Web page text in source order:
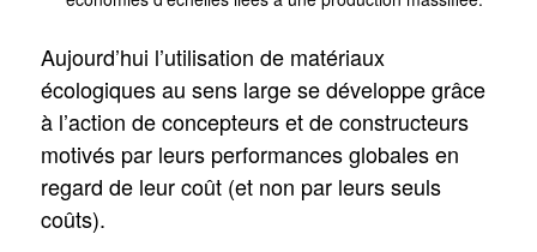
Aujourd’hui l’utilisation de matériaux
écologiques au sens large se développe grâce
à l’action de concepteurs et de constructeurs
motivés par leurs performances globales en
regard de leur coût (et non par leurs seuls
coûts).